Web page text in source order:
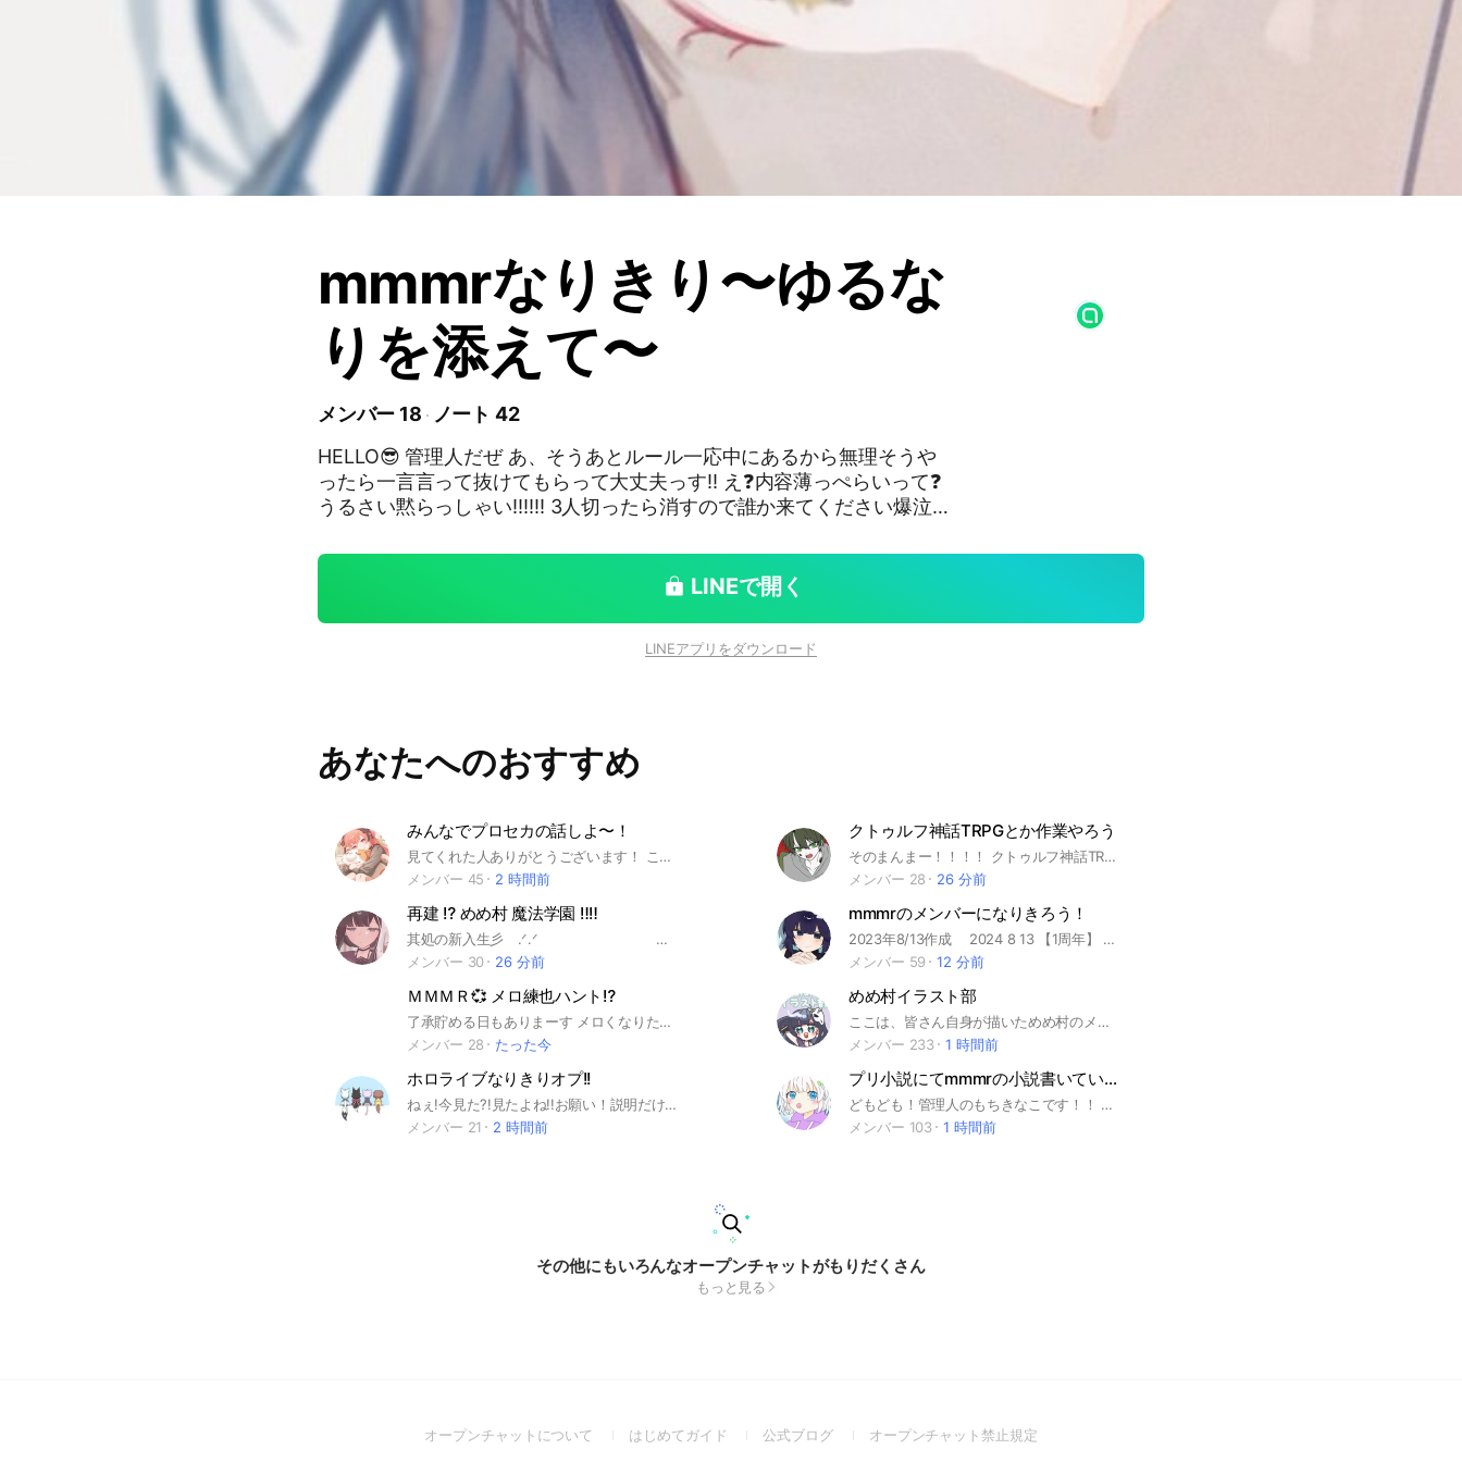
mmmrなりきり〜ゆるな
りを添えて〜
メンバー 18
ノート 42
HELLO😎 管理人だぜ あ、そうあとルール一応中にあるから無理そうや
ったら一言言って抜けてもらって大丈夫っす‼️ え❓内容薄っぺらいって❓
うるさい黙らっしゃい‼️‼️‼️ 3人切ったら消すので誰か来てください爆泣
LINEで開く
LINEアプリをダウンロード
あなたへのおすすめ
みんなでプロセカの話しよ〜！
見てくれた人ありがとうございます！ ここはプロセカ好きが楽しく話すオプだよー！ ✐プロセカ気になったけどダウンロードしてない... ✐初心者だし... ✐知らないアプリだけど気になって入ってみたけど... と思ったそこのあなたー！！安心してください！ ➷プロセカが気になってる人、まだ知らない人はこれから確実に沼らせます💪 ➷初心者の方も上級者の方も気にせず入ってきてください！メンバーは優しく接してくれます！ アットホームなオプを目指して頑張っていくので是非入ってください！ 𓏸𓂂𓈒𓂃簡単なルール𓂃𓈒𓂂𓏸 〇なこと ・他界隈 ・宣伝（専用ノートのみ☆） ・タメ口 ×なこと ・荒らし、出会い厨などメンバーの迷惑になる行為 ・行き過ぎた暴言、下ネタ等 ・初期アイコン 簡単なルールはこのくらい！ 詳しいルールは中に書いてあるからよく見てねー！ 諸事情ありまして再参加禁止者の関係者は蹴らせていただきます！ご了承ください！ ここまで長い説明を読んでくれてありがとう！ では最後にー！！ =͟͟͞͞=͟͟͞͞( ◜ω◝ )ﾜﾝﾀﾞﾎｫｫｫｫｫｫｫｫｫｫｫｫｫｫｫｫｫｫｲ‼︎‼︎‼︎ ┈┈┈┈┈┈┈┈┈┈┈┈┈┈┈┈┈┈┈┈ #プロセカ#プロセカ民#豆腐#推し活#雑談 設立日 2025年 6/8
メンバー 45
2 時間前
クトゥルフ神話TRPGとか作業やろう
そのまんまー！！！！ クトゥルフ神話TRPG、タップしたってことは、流石に分かるよな？な？？？(圧かけてごめんね) クトゥルフ以外にも盛り上がるよ、ここは。 雑談も割とよくしてるし、絵を描く民も一定数いる。 話し始めるとめちゃくちゃ動くのでそこだけ注意！！！！ ん？背景？ここのOCの誰かの自作(許可取り済)のみなので著作権は知らん(？？？) 自分でシナリオ作る人も大歓迎！ 卓ルールはまだ未定です、なんでどっかから持ってきてもよし。 なんか気付いたら25人ってマ？
メンバー 28
26 分前
再建 ⁉️ めめ村 魔法学園 ‼️‼️
其処の新入生彡 .ᐟ.ᐟ はじめまして .ᐟ 此処は魔法学園 。 日常を楽しんだり、 魔法でバトルを したりします .ᐟ.ᐟ そういえば自己紹介をしてませんでしたね … 私は生徒会長の mmntmrです .ᐟ.ᐟ 良い学園生活を ＿ .ᐟ 設立日 ： 2 0 2 5 5 / 1 9 再建日 ： 2 0 2 6 1 / 1 5 10人祝！： 2 0 2 6 1 / 1 6 20人祝！： 2 0 2 6 2 / 7 1周年！ ∶ 2 0 2 6 5 / 1 9 30人祝！∶ 2 0 2 6 7 / 1 4 ＃めめ村 ＃mmmr ＃MMMR ＃めめむら ＃nrkr ＃NRKR ＃なりきり ＃也 ＃学園 ＃魔法学園 ＃パロ ＃パロディー ＃pr ＃学校 ＃中高一貫 ＃折 ＃オリキャラ .
メンバー 30
26 分前
mmmrのメンバーになりきろう！
2023年8/13作成 2024 8 13 【1周年】 2025 8 13 【2周年】 2026 1 1 【背景変更】 2025 11 29 【村民50人突破‼️】 2024 12 14 【おまなり×mmきろコラボ】 2025 12 31 【みぞしは×mmきろコラボ】 初めまして 。 MMNTMR と申します。よろしくお願いします。 ー説明ー 当村はMMMRメンバーの姉兄妹弟、 完折、他実況者サマも良い様な 自由度の高いオプとなります 。 ただし人数が多い故に地雷は全て自衛 。 ＋ 主チャが有りません ‼️ つまりは【緩々也】ってことですね ‼️‼️ それと同時に 、 今後のオプ活動に繋げていきたい故 、 抜ける際は理由を述べて頂けますと 。 書かなかった人は🏃‍➡️⚽️しちゃうかも❓ あ、それと 。 ここの背景は前のも元村民の方に描いて頂き 、 幸いな事に２度目の変更である 今の背景もここに居る人に描いてもらいました‼️ はい拍手っ‼️ 本当に上手すぎて鳥なりました。 なりきり初心者サマにも 神対応で優しいオプだと思ってます。是非ともなりきりを始めるならば当村からがオススメです！ 私と一緒に日々成長しちゃいましょ❓ｗ こんな1人1人が相手の事を大切にし、 仲間思いなオプ、入ってみませんか？？ 必ずしも 、 貴方達の人生を変えてみせる事をお約束致します 。 キャラについては中に入った方が早いかと。 分からない事が有れば気軽に聞いてくださいね 。 ん？？ 嗚呼 。 流石にココまで来たら入ってくれますよね ！？！？ ー 🏷️ ー #めめきろ #mmmr #mmmrなりきり #めめ村 #めめ村なりきり
メンバー 59
12 分前
ＭＭＭＲ💞 メロ練也ハント⁉️
了承貯める日もありまーす メロくなりたいけど下手だわって奴の為のオプ‼️ またはメロくなるの下手な子を可愛がりたい‼️って奴の為のオプ❣️ ルール‼️ 同顔️⭕️ 荒らし即抜け❌ 恋愛️⭕️ 写真動画スタンプ⭕️ ハント️⭕️ coc⭕️ 暴言＆病み＆ネガティブ❌ 気になったやつ入れよ❣️ あと出来る限り常識ある奴こい ちなみに未定で初期アイコンか着替え済みじゃないと了承しません💓💧 主マ付けたやつ抱きます じゃあ待ってるぜ😘😸💖 #mmmr#MMMR#恋愛#激緩#ハント#メロ#練習#緩也#nrkr#也
メンバー 28
たった今
めめ村イラスト部
ここは、皆さん自身が描いためめ村のメンバーさんのイラストを皆で共有し、互いに褒めあったりする場です！！ 入る前の注意点 ・このオプはトーク数、ノート数が非常に多く、容量的問題が多発しやすいです。 ・アイコンはフリー、自作、初期アイコンのどれかにして下さい。AIイラストや、アニメ、漫画のワンシーン、ゲームのスクショは著作権侵害に当たる可能性もあるのでおやめください。模写もダメです。 ・無断転載、自作発言は絶対におやめ下さい。 トークを皆様全員で楽しむ為に、上記の事を守って頂きたいです✨🙌他にも伝えたいことはございますが、それは大事なノートに記載されておりますので、入った際には一読お願い致します。 ※当オプのサブトークルームを含めた全てのアイコンは、アイコン作者様に許可を得て使用しております。また、当オプはmmmr様の非公式オプです。 #めめ村 #イラスト
メンバー 233
1 時間前
ホロライブなりきりオプ!!
ねぇ!今見た?!見たよね!!お願い！説明だけでも聞いてよぉ(´；ω；｀) みんなぁー!ホロライブって知ってますか?!ここは、ホロライブなりきりオプ!推しになりきっちゃを！！主は、ころねです!!なりたいホロメンを教えてね！！掛け持ちもあり！！卒業生もあり！！ 荒らし✘ 恋愛〇(付き合ったら、カプマ！） ぜひ入ってね！！いっぱい話そ!!
メンバー 21
2 時間前
プリ小説にてmmmrの小説書いている人、書く気はある人全員集合！！
どもども！管理人のもちきなこです！！ mmmrの小説書いている人達で情報の交換、雑談などをしませんか？ 雰囲気が合うかわからないよ〜！というか方はプレビューを参考にすると良いですよ！それでもこわいよ〜！という方は見学として参加も可能です！ 雑談もたくさん！mmmrの話も絶えません！とてもにぎやかで良いところですよ〜♪ #mmmr #プリ小説
メンバー 103
1 時間前
その他にもいろんなオープンチャットがもりだくさん
もっと見る
オープンチャットについて
(Openはじめてガイド
(Open公式ブログ
(Openオープンチャット禁止規定(Open